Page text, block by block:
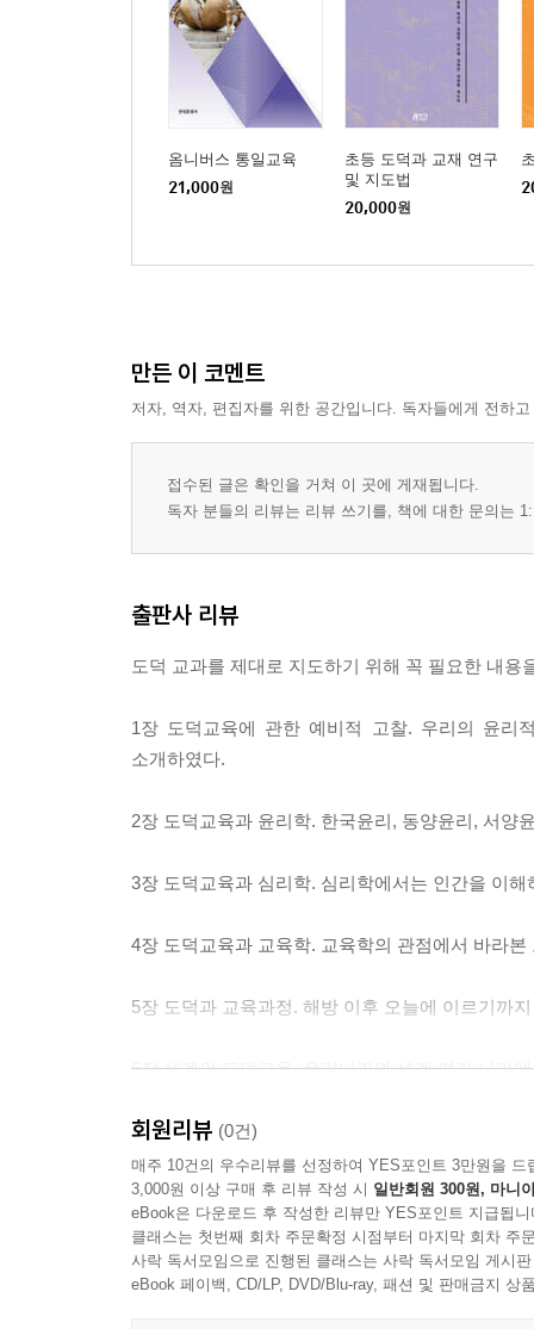
옴니버스 통일교육
21,000원
초등 도덕과 교재 연구
및 지도법
20,000원
만든 이 코멘트
저자, 역자, 편집자를 위한 공간입니다. 독자들에게 전하
접수된 글은 확인을 거쳐 이 곳에 게재됩니다.
독자 분들의 리뷰는 리뷰 쓰기를, 책에 대한 문의는
출판사 리뷰
도덕 교과를 제대로 지도하기 위해 꼭 필요한 내용
1장 도덕교육에 관한 예비적 고찰. 우리의 윤리
소개하였다.
2장 도덕교육과 윤리학. 한국윤리, 동양윤리, 서양
3장 도덕교육과 심리학. 심리학에서는 인간을 이
4장 도덕교육과 교육학. 교육학의 관점에서 바라
5장 도덕과 교육과정. 해방 이후 오늘에 이르기까
6장 세계의 도덕교육. 우리나라와 세계 여러 나라
7장 도덕과 교육의 과제와 방향. 향후 우리들이 살
회원리뷰 (0건)
매주 10건의 우수리뷰를 선정하여 YES포인트 3만원을 드
3,000원 이상 구매 후 리뷰 작성 시 일반회원 300원, 마니
eBook은 다운로드 후 작성한 리뷰만 YES포인트 지급됩니
클래스는 첫번째 회차 주문확정 시점부터 마지막 회차 주
사락 독서모임으로 진행된 클래스는 사락 독서모임 게시
eBook 페이백, CD/LP, DVD/Blu-ray, 패션 및 판매금지 상